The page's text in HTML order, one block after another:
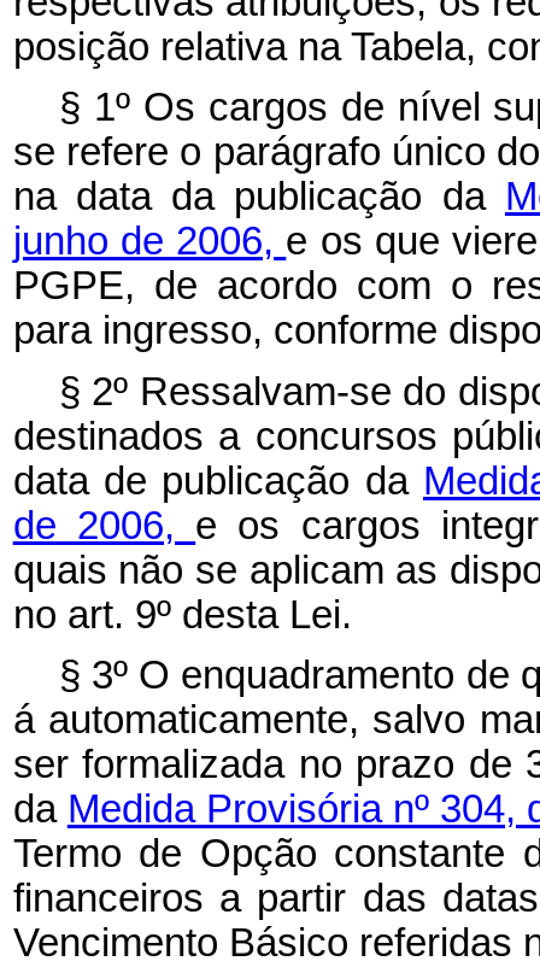
posição relativa na Tabela,
§ 1º Os cargos de nível
se refere o parágrafo único
na data da publicação da
junho de 2006, e os que
PGPE, de acordo com o
para ingresso, conforme
§ 2º Ressalvam-se do
destinados a concursos
data de publicação da
de 2006, e os cargos
quais não se aplicam as
no art. 9º desta Lei.
§ 3º O enquadramento de
á automaticamente, salvo
ser formalizada no prazo de
da Medida Provisória nº
Termo de Opção constante
financeiros a partir das
Vencimento Básico referidas